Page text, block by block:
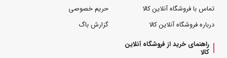
تماس با فروشگاه آنلاین کالا
درباره فروشگاه آنلاین کالا
حریم خصوصی
گزارش باگ
راهنمای خرید از فروشگاه آنلاین
کالا